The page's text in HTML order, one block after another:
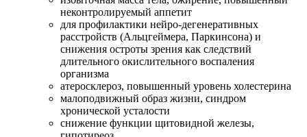
неконтролируемый аппетит
для профилактики нейро-дегенеративных
расстройств (Альцгеймера, Паркинсона) и
снижения остроты зрения как следствий
длительного окислительного воспаления
организма
атеросклероз, повышенный уровень холестерина
малоподвижный образ жизни, синдром
хронической усталости
снижение функции щитовидной железы,